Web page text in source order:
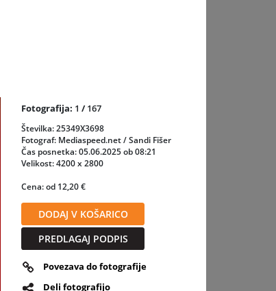
Fotografija: 1 /167
Številka: 25349X3698
Fotograf: Mediaspeed.net / Sandi Fišer
Čas posnetka: 05.06.2025 ob 08:21
Velikost: 4200 x 2800
Cena: od 12,20 €
DODAJ V KOŠARICO
PREDLAGAJ PODPIS
Povezava do fotografije
Deli fotografijo